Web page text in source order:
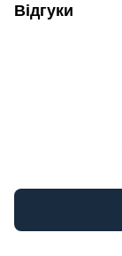
Відгуки